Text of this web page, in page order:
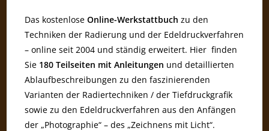
Das kostenloseOnline-Werkstattbuch zu den
Techniken der Radierung und der Edeldruckverfahren
– online seit 2004 und ständig erweitert. Hier finden
Sie 180 Teilseiten mit Anleitungen und detaillierten
Ablaufbeschreibungen zu den faszinierenden
Varianten der Radiertechniken / der Tiefdruckgrafik
sowie zu den Edeldruckverfahren aus den Anfängen
der „Photographie“ – des „Zeichnens mit Licht“.